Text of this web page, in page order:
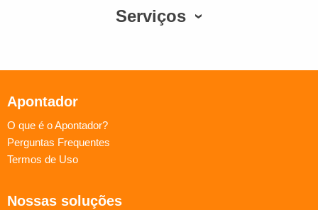
Serviços
Apontador
O que é o Apontador?
Perguntas Frequentes
Termos de Uso
Nossas soluções